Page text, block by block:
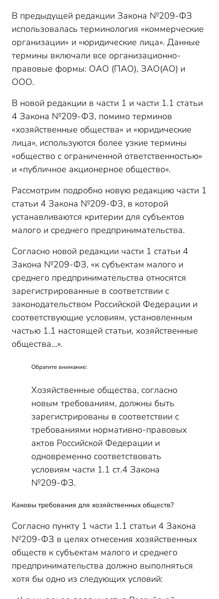
В предыдущей редакции Закона №209-ФЗ
использовалась терминология «коммерческие
организации» и «юридические лица». Данные
термины включали все организационно-
правовые формы: ОАО (ПАО), ЗАО(АО) и
ООО.
В новой редакции в части 1 и части 1.1 статьи
4 Закона №209-ФЗ, помимо терминов
«хозяйственные общества» и «юридические
лица», используются более узкие термины
«общество с ограниченной ответственностью»
и «публичное акционерное общество».
Рассмотрим подробно новую редакцию части 1
статьи 4 Закона №209-ФЗ, в которой
устанавливаются критерии для субъектов
малого и среднего предпринимательства.
Согласно новой редакции части 1 статьи 4
Закона №209-ФЗ, «к субъектам малого и
среднего предпринимательства относятся
зарегистрированные в соответствии с
законодательством Российской Федерации и
соответствующие условиям, установленным
частью 1.1 настоящей статьи, хозяйственные
общества…».
Обратите внимание:
Хозяйственные общества, согласно
новым требованиям, должны быть
зарегистрированы в соответствии с
требованиями нормативно-правовых
актов Российской Федерации и
одновременно соответствовать
условиям части 1.1 ст.4 Закона
№209-ФЗ.
Каковы требования для хозяйственных обществ?
Согласно пункту 1 части 1.1 статьи 4 Закона
№209-ФЗ в целях отнесения хозяйственных
обществ к субъектам малого и среднего
предпринимательства должно выполняться
хотя бы одно из следующих условий: